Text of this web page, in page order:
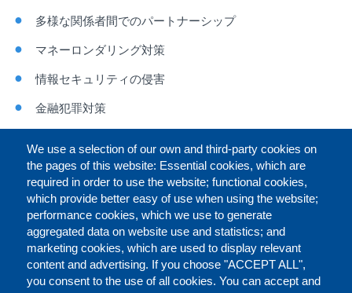
多様な関係者間でのパートナーシップ
マネーロンダリング対策
情報セキュリティの侵害
金融犯罪対策
金融犯罪における共助
制裁体制
シェアする
We use a selection of our own and third-party cookies on
the pages of this website: Essential cookies, which are
required in order to use the website; functional cookies,
which provide better easy of use when using the website;
performance cookies, which we use to generate
aggregated data on website use and statistics; and
marketing cookies, which are used to display relevant
content and advertising. If you choose "ACCEPT ALL",
you consent to the use of all cookies. You can accept and